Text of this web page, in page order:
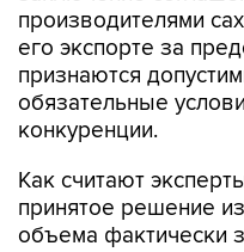
производителями
его экспорте за
признаются
обязательные
конкуренции.
Как считают
принятое решение
объема фактически